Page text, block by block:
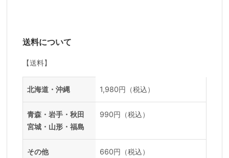
送料について
【送料】
地域 料金
北海道・沖縄 1,980円（税込）
青森・岩手・秋田
宮城・山形・福島
990円（税込）
その他 660円（税込）